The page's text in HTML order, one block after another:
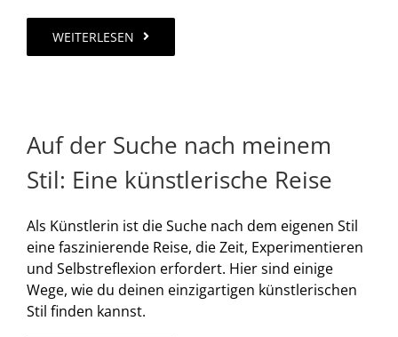
WERTGUTSCHEIN BESTELLEN
YOUTUBE
WEITERLESEN
Auf der Suche nach meinem
Stil: Eine künstlerische Reise
Als Künstlerin ist die Suche nach dem eigenen Stil
eine faszinierende Reise, die Zeit, Experimentieren
und Selbstreflexion erfordert. Hier sind einige
Wege, wie du deinen einzigartigen künstlerischen
Stil finden kannst.